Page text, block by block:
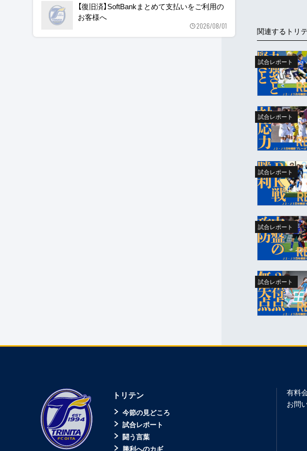
関連するトリ
試合レポート
試合レポート
試合レポート
試合レポート
試合レポート
【復旧済】SoftBankまとめて支払いをご利用の
お客様へ
2026/08/01
トリテン
今節の見どころ
試合レポート
闘う言葉
勝利へのカギ
有料
お問